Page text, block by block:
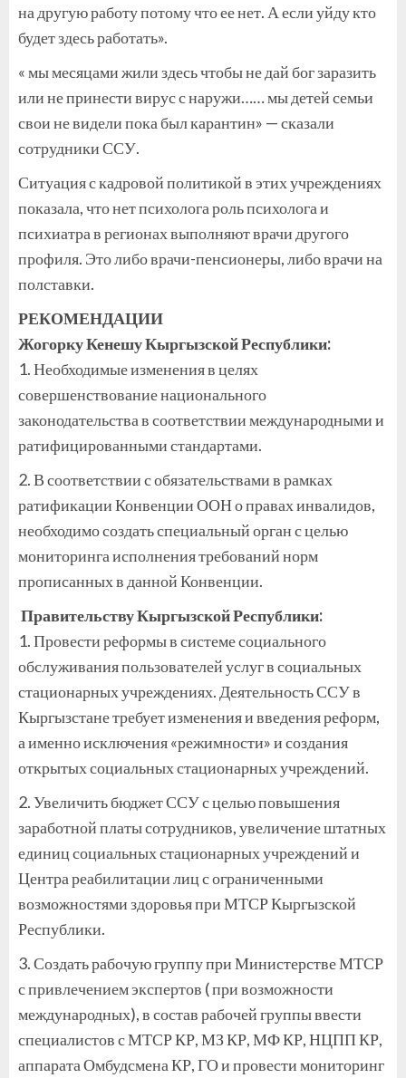
на другую работу потому что ее нет. А если уйду кто
будет здесь работать».
« мы месяцами жили здесь чтобы не дай бог заразить
или не принести вирус с наружи…… мы детей семьи
свои не видели пока был карантин» — сказали
сотрудники ССУ.
Ситуация с кадровой политикой в этих учреждениях
показала, что нет психолога роль психолога и
психиатра в регионах выполняют врачи другого
профиля. Это либо врачи-пенсионеры, либо врачи на
полставки.
РЕКОМЕНДАЦИИ
Жогорку Кенешу Кыргызской Республики:
1. Необходимые изменения в целях
совершенствование национального
законодательства в соответствии международными и
ратифицированными стандартами.
2. В соответствии с обязательствами в рамках
ратификации Конвенции ООН о правах инвалидов,
необходимо создать специальный орган с целью
мониторинга исполнения требований норм
прописанных в данной Конвенции.
Правительству Кыргызской Республики:
1. Провести реформы в системе социального
обслуживания пользователей услуг в социальных
стационарных учреждениях. Деятельность ССУ в
Кыргызстане требует изменения и введения реформ,
а именно исключения «режимности» и создания
открытых социальных стационарных учреждений.
2. Увеличить бюджет ССУ с целью повышения
заработной платы сотрудников, увеличение штатных
единиц социальных стационарных учреждений и
Центра реабилитации лиц с ограниченными
возможностями здоровья при МТСР Кыргызской
Республики.
3. Создать рабочую группу при Министерстве МТСР
с привлечением экспертов ( при возможности
международных), в состав рабочей группы ввести
специалистов с МТСР КР, МЗ КР, МФ КР, НЦПП КР,
аппарата Омбудсмена КР, ГО и провести мониторинг